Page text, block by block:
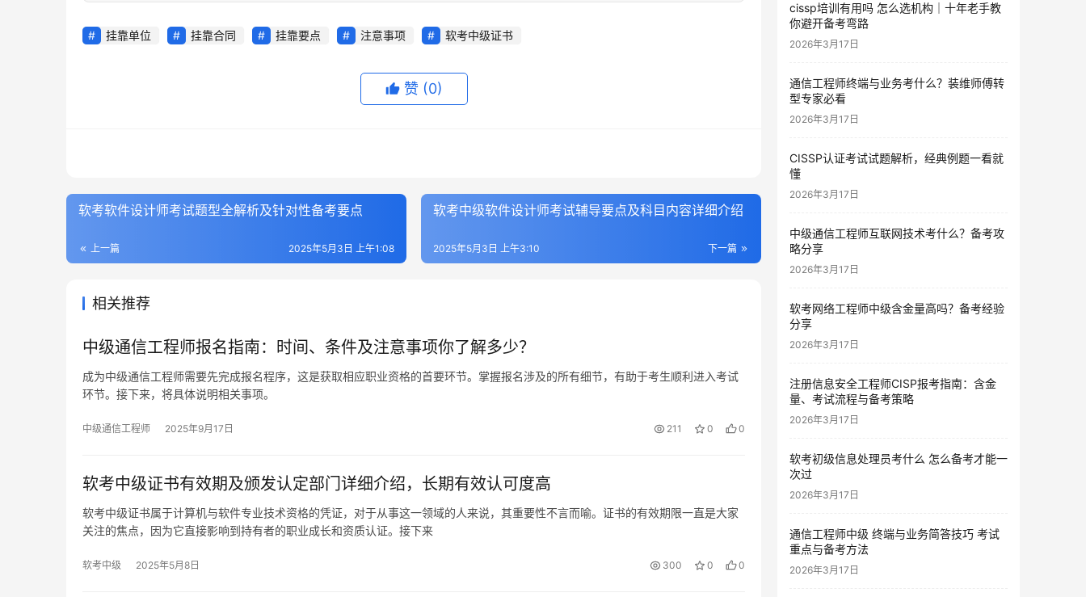
挂靠单位 挂靠合同 挂靠要点 注意事项 软考中级证书
赞 (0)
软考软件设计师考试题型全解析及针对性备考要点
上一篇 2025年5月3日 上午1:08
软考中级软件设计师考试辅导要点及科目内容详细介绍
下一篇
2025年5月3日 上午3:10
相关推荐
中级通信工程师报名指南：时间、条件及注意事项你了解多少？
成为中级通信工程师需要先完成报名程序，这是获取相应职业资格的首要环节。掌握报名涉及的所有细节，有助于考生顺利进入考试
环节。接下来，将具体说明相关事项。
中级通信工程师 2025年9月17日 211 0 0
软考中级证书有效期及颁发认定部门详细介绍，长期有效认可度高
软考中级证书属于计算机与软件专业技术资格的凭证，对于从事这一领域的人来说，其重要性不言而喻。证书的有效期限一直是大家
关注的焦点，因为它直接影响到持有者的职业成长和资质认证。接下来
软考中级 2025年5月8日 300 0 0
cissp培训有用吗 怎么选机构｜十年老手教
你避开备考弯路
2026年3月17日
通信工程师终端与业务考什么？装维师傅转
型专家必看
2026年3月17日
CISSP认证考试试题解析，经典例题一看就
懂
2026年3月17日
中级通信工程师互联网技术考什么？备考攻
略分享
2026年3月17日
软考网络工程师中级含金量高吗？备考经验
分享
2026年3月17日
注册信息安全工程师CISP报考指南：含金
量、考试流程与备考策略
2026年3月17日
软考初级信息处理员考什么 怎么备考才能一
次过
2026年3月17日
通信工程师中级 终端与业务简答技巧 考试
重点与备考方法
2026年3月17日